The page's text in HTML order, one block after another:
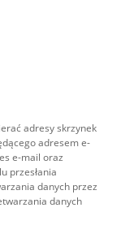
adresy skrzynek
adresem e-
e-mail oraz
przesłania
danych przez
danych